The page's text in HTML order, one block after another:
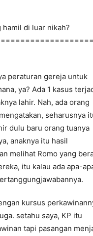
di luar nikah?
peraturan gereja untuk
ya? Ada 1 kasus
lahir. Nah, ada orang
seharusnya
dulu baru orang tuanya
anaknya itu hasil
melihat Romo yang
itu kalau ada apa-
kursus
setahu saya, KP itu
tapi pasangan